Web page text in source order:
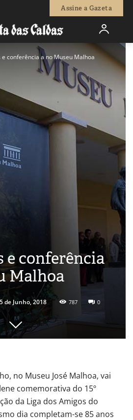
Assine a Gazeta
e conferência a no Museu Malhoa
e conferência
Malhoa
de Junho, 2018 787 0
no Museu José Malhoa, vai
comemorativa do 15º
da Liga dos Amigos do
dia completam-se 85 anos